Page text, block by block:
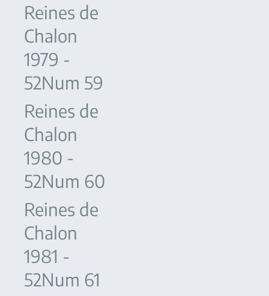
Reines de
Chalon
1979 -
52Num 59
Reines de
Chalon
1980 -
52Num 60
Reines de
Chalon
1981 -
52Num 61